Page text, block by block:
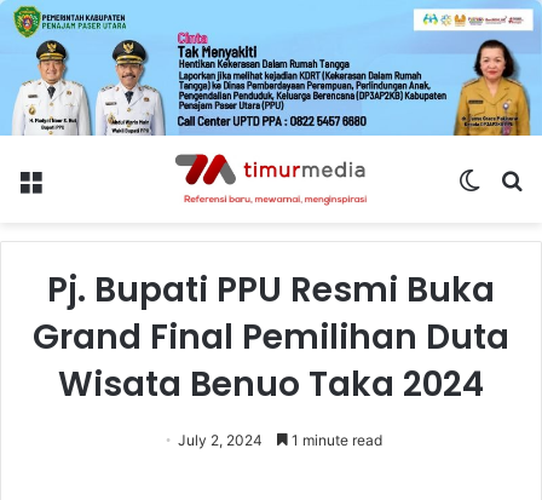
Menu
Switch
Pj. Bupati PPU Resmi Buka
Grand Final Pemilihan Duta
Wisata Benuo Taka 2024
July 2, 2024 1 minute read